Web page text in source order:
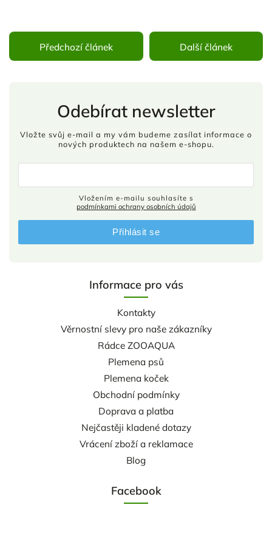
Předchozí článek Další článek
Informace pro vás
Kontakty
Věrnostní slevy pro naše zákazníky
Rádce ZOOAQUA
Plemena psů
Plemena koček
Obchodní podmínky
Doprava a platba
Nejčastěji kladené dotazy
Vrácení zboží a reklamace
Blog
Facebook
Odebírat newsletter
Vložte svůj e-mail a my vám budeme zasílat informace o
nových produktech na našem e-shopu.
podmínkami ochrany osobních údajů
Přihlásit se